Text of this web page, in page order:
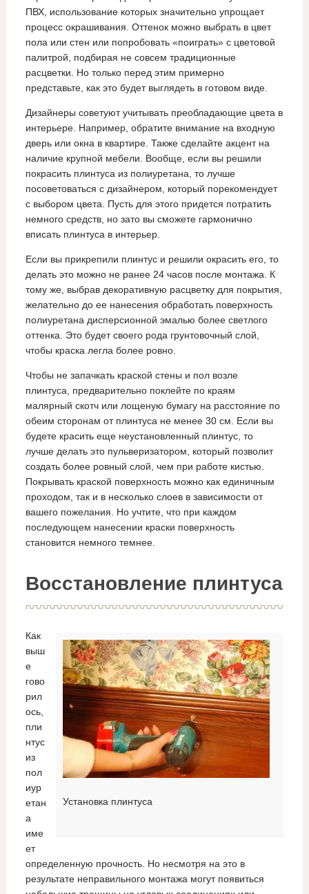
ПВХ, использование которых значительно упрощает
процесс окрашивания. Оттенок можно выбрать в цвет
пола или стен или попробовать «поиграть» с цветовой
палитрой, подбирая не совсем традиционные
расцветки. Но только перед этим примерно
представьте, как это будет выглядеть в готовом виде.
Дизайнеры советуют учитывать преобладающие цвета в
интерьере. Например, обратите внимание на входную
дверь или окна в квартире. Также сделайте акцент на
наличие крупной мебели. Вообще, если вы решили
покрасить плинтуса из полиуретана, то лучше
посоветоваться с дизайнером, который порекомендует
с выбором цвета. Пусть для этого придется потратить
немного средств, но зато вы сможете гармонично
вписать плинтуса в интерьер.
Если вы прикрепили плинтус и решили окрасить его, то
делать это можно не ранее 24 часов после монтажа. К
тому же, выбрав декоративную расцветку для покрытия,
желательно до ее нанесения обработать поверхность
полиуретана дисперсионной эмалью более светлого
оттенка. Это будет своего рода грунтовочный слой,
чтобы краска легла более ровно.
Чтобы не запачкать краской стены и пол возле
плинтуса, предварительно поклейте по краям
малярный скотч или лощеную бумагу на расстояние по
обеим сторонам от плинтуса не менее 30 см. Если вы
будете красить еще неустановленный плинтус, то
лучше делать это пульверизатором, который позволит
создать более ровный слой, чем при работе кистью.
Покрывать краской поверхность можно как единичным
проходом, так и в несколько слоев в зависимости от
вашего пожелания. Но учтите, что при каждом
последующем нанесении краски поверхность
становится немного темнее.
Восстановление плинтуса
Установка плинтуса
Как
выш
е
гово
рил
ось,
пли
нтус
из
пол
иур
етан
а
име
ет
определенную прочность. Но несмотря на это в
результате неправильного монтажа могут появиться